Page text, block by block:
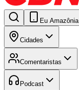
Eu Amazônia
Cidades
Comentaristas
Podcast